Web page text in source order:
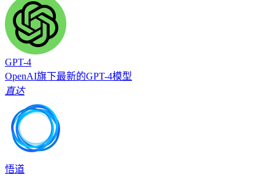
GPT-4
OpenAI旗下最新的GPT-4模型
直达
悟道